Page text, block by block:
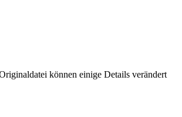
können einige Details verändert